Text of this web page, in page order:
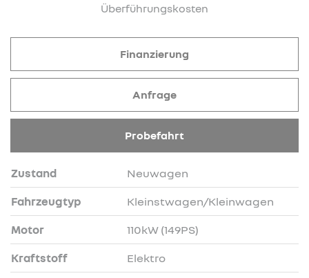
Überführungskosten
Zustand Neuwagen
Fahrzeugtyp Kleinstwagen/Kleinwagen
Motor 110kW (149PS)
Kraftstoff Elektro
Finanzierung
Anfrage
Probefahrt